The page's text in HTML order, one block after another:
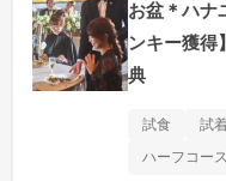
お盆＊ハナ
ンキー獲得
典
試食 試
ハーフコー